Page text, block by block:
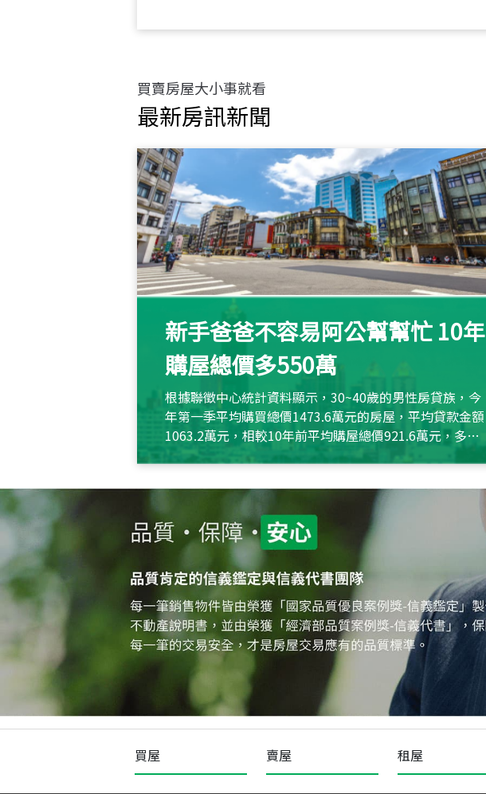
買賣房屋大小事就看
最新房訊新聞
新手爸爸不容易阿公幫幫忙 10年
購屋總價多550萬
根據聯徵中心統計資料顯示，30~40歲的男性房貸族，今
年第一季平均購買總價1473.6萬元的房屋，平均貸款金額
1063.2萬元，相較10年前平均購屋總價921.6萬元，多出
約550萬元，且貸款金額也多
買屋 賣屋 租屋